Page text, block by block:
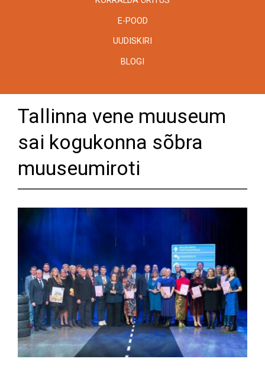
E-POOD
UUDISKIRI
BLOGI
Tallinna vene muuseum
sai kogukonna sõbra
muuseumiroti